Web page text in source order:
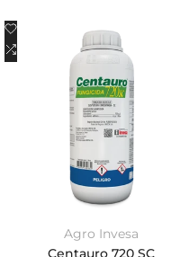
Añadir a la lista de deseos
Añadir a comparar
Proveedor:
Agro Invesa